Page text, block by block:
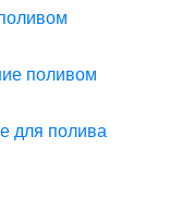
поливом
для полива